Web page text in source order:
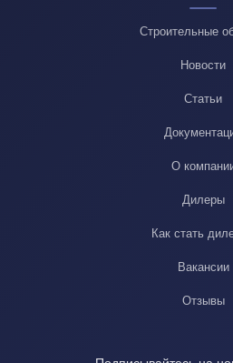
Строительные
Новости
Статьи
О
Дилеры
Как стать
Вакансии
Отзывы